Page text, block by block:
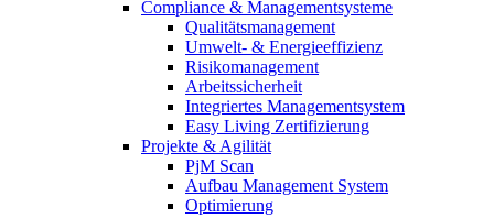
Compliance & Managementsysteme
Qualitätsmanagement
Umwelt- & Energieeffizienz
Risikomanagement
Arbeitssicherheit
Integriertes Managementsystem
Easy Living Zertifizierung
Projekte & Agilität
PjM Scan
Aufbau Management System
Optimierung